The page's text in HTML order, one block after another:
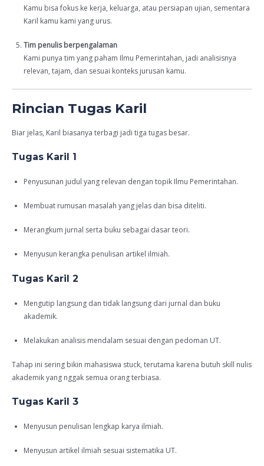
Kamu bisa fokus ke kerja, keluarga, atau persiapan ujian, sementara
Karil kamu kami yang urus.
Tim penulis berpengalaman
Kami punya tim yang paham Ilmu Pemerintahan, jadi analisisnya
relevan, tajam, dan sesuai konteks jurusan kamu.
Rincian Tugas Karil
Biar jelas, Karil biasanya terbagi jadi tiga tugas besar.
Tugas Karil 1
Penyusunan judul yang relevan dengan topik Ilmu Pemerintahan.
Membuat rumusan masalah yang jelas dan bisa diteliti.
Merangkum jurnal serta buku sebagai dasar teori.
Menyusun kerangka penulisan artikel ilmiah.
Tugas Karil 2
Mengutip langsung dan tidak langsung dari jurnal dan buku
akademik.
Melakukan analisis mendalam sesuai dengan pedoman UT.
Tahap ini sering bikin mahasiswa stuck, terutama karena butuh skill nulis
akademik yang nggak semua orang terbiasa.
Tugas Karil 3
Menyusun penulisan lengkap karya ilmiah.
Menyusun artikel ilmiah sesuai sistematika UT.